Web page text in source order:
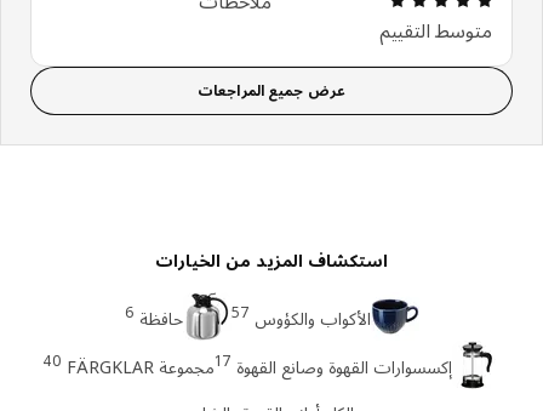
متوسط التقييم
عرض جميع المراجعات
استكشاف المزيد من الخيارات
الأكواب والكؤوس حافظة 6
إكسسوارات القهوة وصانع القهوة 17مجموعة FÄRGKLAR 40